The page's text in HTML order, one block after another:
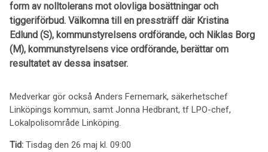
form av nolltolerans mot olovliga bosättningar och
tiggeriförbud. Välkomna till en pressträff där Kristina
Edlund (S), kommunstyrelsens ordförande, och Niklas Borg
(M), kommunstyrelsens vice ordförande, berättar om
resultatet av dessa insatser.
Medverkar gör också Anders Fernemark, säkerhetschef
Linköpings kommun, samt Jonna Hedbrant, tf LPO-chef,
Lokalpolisområde Linköping.
Tid: Tisdag den 26 maj kl. 09:00